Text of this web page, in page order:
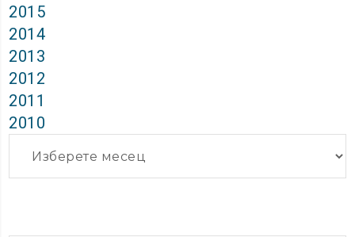
2015
2014
2013
2012
2011
2010